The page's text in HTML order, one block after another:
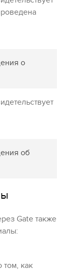
о
об
Gate также
том, как